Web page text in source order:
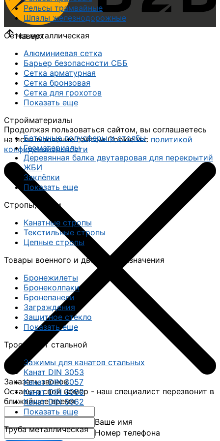
Рельсы трамвайные
Шпалы железнодорожные
Сетка металлическая
Алюминиевая сетка
Барьер безопасности СББ
Сетка арматурная
Сетка бронзовая
Сетка для грохотов
Показать еще
Стройматериалы
Бетонные полусферы и столбы
Геоматериалы
Деревянная балка двутавровая для перекрытий
ЖБИ
Заклёпки
Показать еще
Стропы, чалки
Канатные стропы
Текстильные стропы
Цепные стропы
Товары военного и двойного назначения
Бронежилеты
Бронеколпаки
Бронепанели
Заграждения
Защитное стекло
Показать еще
Трос, канат стальной
Зажимы для канатов стальных
Канат DIN 3053
Канат DIN 3057
Канат DIN 3059
Канат DIN 3062
Показать еще
Труба металлическая
Наверх
Продолжая пользоваться сайтом, вы соглашаетесь
на использование сайтом Cookie и с политикой
конфиденциальности
Заказать звонок
Оставьте свой номер - наш специалист перезвонит в
ближайшее время
Ваше имя
Номер телефона